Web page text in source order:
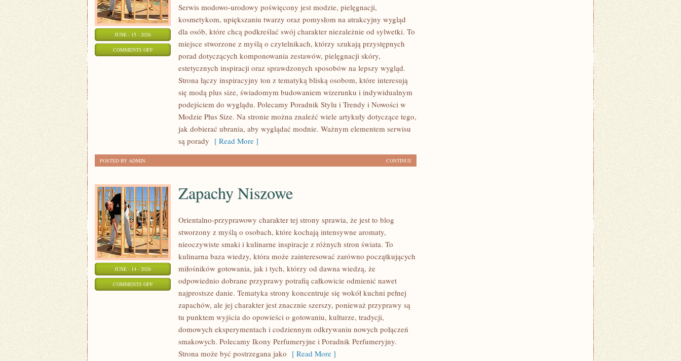
JUNE - 15 - 2026
COMMENTS OFFON
Serwis modowo-urodowy poświęcony jest modzie, pielęgnacji,
kosmetykom, upiększaniu twarzy oraz pomysłom na atrakcyjny wygląd
dla osób, które chcą podkreślać swój charakter niezależnie od sylwetki. To
miejsce stworzone z myślą o czytelnikach, którzy szukają przystępnych
porad dotyczących komponowania zestawów, pielęgnacji skóry,
estetycznych inspiracji oraz sprawdzonych sposobów na lepszy wygląd.
Strona łączy inspiracyjny ton z tematyką bliską osobom, które interesują
się modą plus size, świadomym budowaniem wizerunku i indywidualnym
podejściem do wyglądu. Polecamy Poradnik Stylu i Trendy i Nowości w
Modzie Plus Size. Na stronie można znaleźć wiele artykuły dotyczące tego,
jak dobierać ubrania, aby wyglądać modnie. Ważnym elementem serwisu
są porady [ Read More ]
CONTINUE
POSTED BY ADMIN
JUNE - 14 - 2026
COMMENTS OFFON
Zapachy Niszowe
Orientalno-przyprawowy charakter tej strony sprawia, że jest to blog
stworzony z myślą o osobach, które kochają intensywne aromaty,
nieoczywiste smaki i kulinarne inspiracje z różnych stron świata. To
kulinarna baza wiedzy, która może zainteresować zarówno początkujących
miłośników gotowania, jak i tych, którzy od dawna wiedzą, że
odpowiednio dobrane przyprawy potrafią całkowicie odmienić nawet
najprostsze danie. Tematyka strony koncentruje się wokół kuchni pełnej
zapachów, ale jej charakter jest znacznie szerszy, ponieważ przyprawy są
tu punktem wyjścia do opowieści o gotowaniu, kulturze, tradycji,
domowych eksperymentach i codziennym odkrywaniu nowych połączeń
smakowych. Polecamy Ikony Perfumeryjne i Poradnik Perfumeryjny.
Strona może być postrzegana jako [ Read More ]